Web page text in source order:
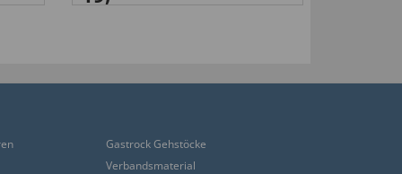
Gastrock Gehstöcke
Verbandsmaterial